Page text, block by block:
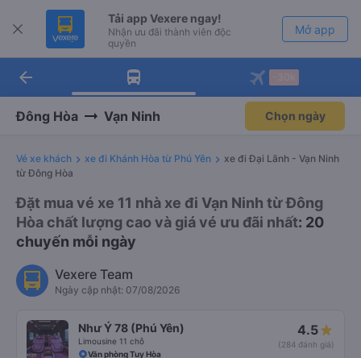
Tải app Vexere ngay!
Nhận ưu đãi thành viên độc
quyền
Mở app
Tải app Vexere
-30k/ghế khi đặt vé máy bay qua
Mở app
arrow_back
Đông Hòa Vạn Ninh Chọn ngày
Vé xe khách xe đi Khánh Hòa từ Phú Yên
xe đi Đại Lãnh - Vạn Ninh
từ Đông Hòa
Đặt mua vé xe 11 nhà xe đi Vạn Ninh từ Đông
Hòa chất lượng cao và giá vé ưu đãi nhất: 20
chuyến mỗi ngày
Vexere Team
Ngày cập nhật: 07/08/2026
Như Ý 78 (Phú Yên)
Limousine 11 chỗ
4.5
(284 đánh giá)
Văn phòng Tuy Hòa